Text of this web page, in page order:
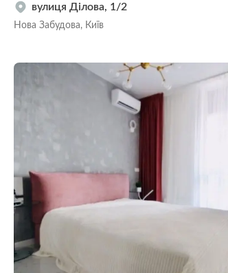
вулиця Ділова, 1/2
Нова Забудова, Київ